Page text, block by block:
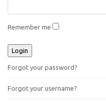
Remember me
Forgot your password?
Forgot your username?